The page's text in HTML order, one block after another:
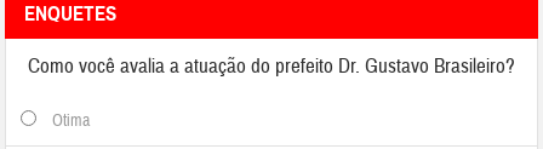
ENQUETES
Como você avalia a atuação do prefeito Dr. Gustavo Brasileiro?
Otima